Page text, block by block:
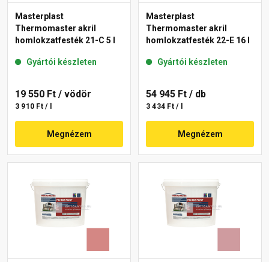
Masterplast
Thermomaster akril
homlokzatfesték 21-C 5 l
Gyártói készleten
19 550 Ft / vödör
3 910 Ft / l
Megnézem
Masterplast
Thermomaster akril
homlokzatfesték 22-E 16 l
Gyártói készleten
54 945 Ft / db
3 434 Ft / l
Megnézem